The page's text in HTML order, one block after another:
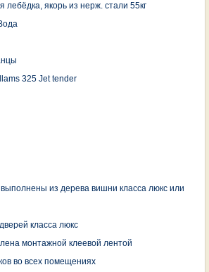
лебёдка, якорь из нерж. стали 55кг
325 Jet tender
из дерева вишни класса люкс или
класса люкс
монтажной клеевой лентой
во всех помещениях